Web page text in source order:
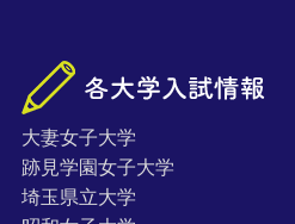
大妻女子大学
跡見学園女子大学
埼玉県立大学